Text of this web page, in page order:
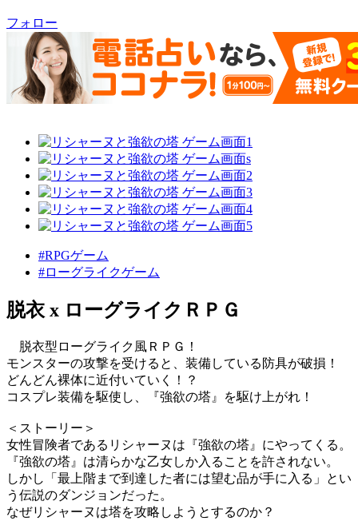
フォロー
#RPGゲーム
#ローグライクゲーム
脱衣 x ローグライクＲＰＧ
脱衣型ローグライク風ＲＰＧ！
モンスターの攻撃を受けると、装備している防具が破損！
どんどん裸体に近付いていく！？
コスプレ装備を駆使し、『強欲の塔』を駆け上がれ！
＜ストーリー＞
女性冒険者であるリシャーヌは『強欲の塔』にやってくる。
『強欲の塔』は清らかな乙女しか入ることを許されない。
しかし「最上階まで到達した者には望む品が手に入る」とい
う伝説のダンジョンだった。
なぜリシャーヌは塔を攻略しようとするのか？